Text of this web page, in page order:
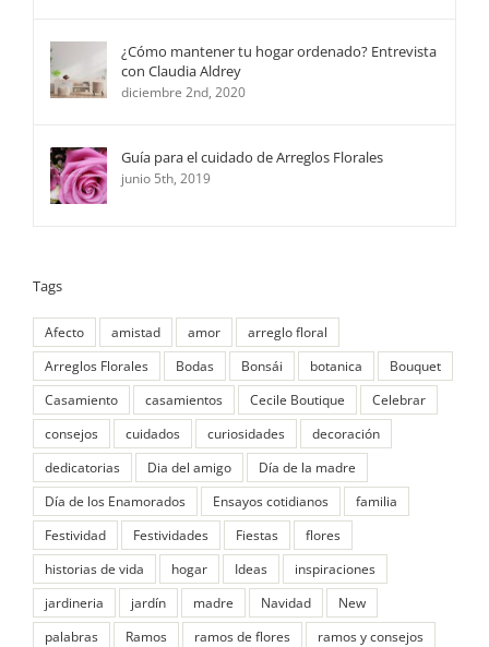
¿Cómo mantener tu hogar ordenado? Entrevista
con Claudia Aldrey
diciembre 2nd, 2020
Guía para el cuidado de Arreglos Florales
junio 5th, 2019
Tags
Afecto amistad amor
arreglo floral
Arreglos Florales
Bodas Bonsái botanica
Bouquet
Casamiento
casamientos Cecile Boutique
Celebrar
consejos
cuidados curiosidades
decoración
dedicatorias
Dia del amigo
Día de la madre
Día de los Enamorados
Ensayos cotidianos
familia
Festividad
Festividades Fiestas
flores
historias de vida
hogar Ideas
inspiraciones
jardineria
jardín madre Navidad
New
palabras
Ramos ramos de flores
ramos y consejos